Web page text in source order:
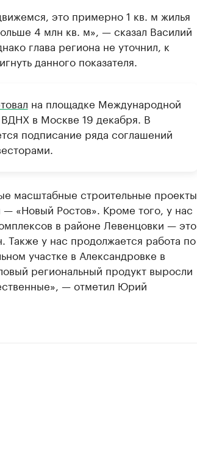
это примерно 1 кв. м жилья
4 млн кв. м», — сказал Василий
глава региона не уточнил, к
данного показателя.
на площадке Международной
в Москве 19 декабря. В
подписание ряда соглашений
масштабные строительные проекты
— «Новый Ростов». Кроме того, у нас
в районе Левенцовки — это
у нас продолжается работа по
участке в Александровке в
региональный продукт выросли
— отметил Юрий